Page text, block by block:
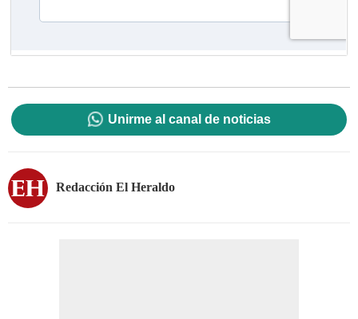
Unirme al canal de noticias
Redacción El Heraldo